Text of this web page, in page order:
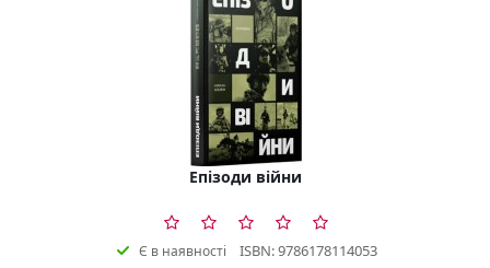
Епізоди війни
Є в наявності ISBN: 9786178114053